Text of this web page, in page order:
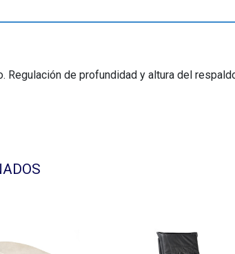
Regulación de profundidad y altura del